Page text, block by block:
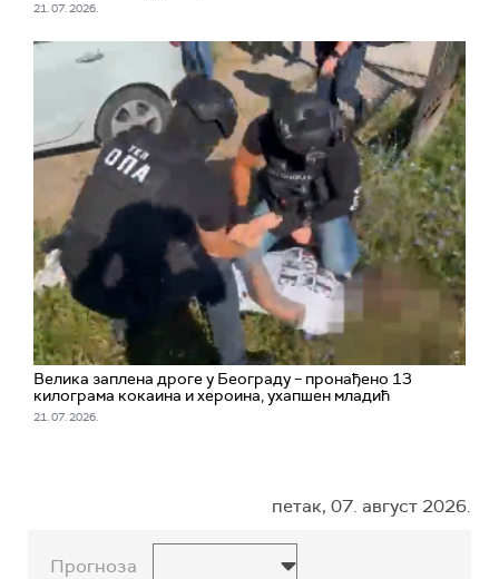
21. 07. 2026.
Велика заплена дроге у Београду – пронађено 13
килограма кокаина и хероина, ухапшен младић
21. 07. 2026.
петак, 07. август 2026.
Прогноза